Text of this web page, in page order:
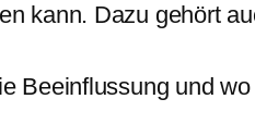
kann. Dazu gehört
Beeinflussung und